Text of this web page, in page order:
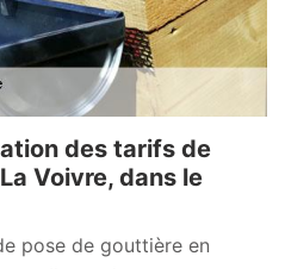
des tarifs de
Voivre, dans le
pose de gouttière en